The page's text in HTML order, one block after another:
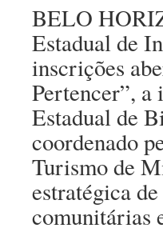
BELO
Estadual de
inscrições
Pertencer”,
Estadual de
coordenado
Turismo de
estratégica
comunitárias